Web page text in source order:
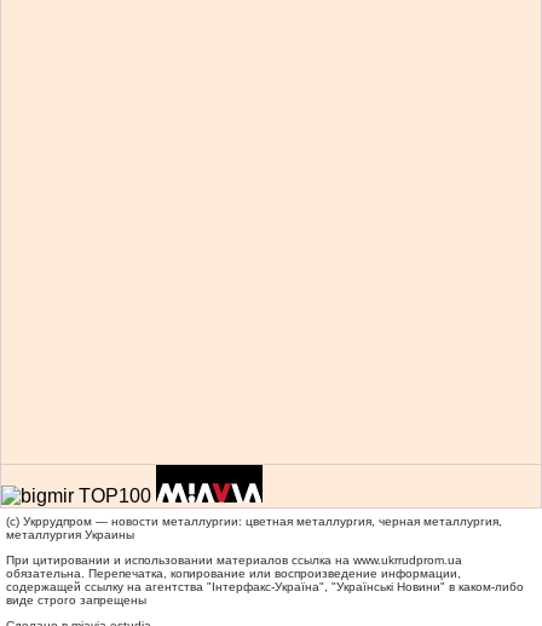
(c) Укррудпром — новости металлургии: цветная металлургия, черная металлургия,
металлургия Украины
При цитировании и использовании материалов ссылка на www.ukrrudprom.ua
обязательна. Перепечатка, копирование или воспроизведение информации,
содержащей ссылку на агентства "Iнтерфакс-Україна", "Українськi Новини" в каком-либо
виде строго запрещены